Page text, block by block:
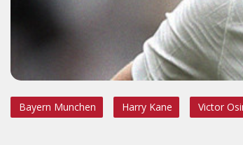
Bayern Munchen Harry Kane Victor